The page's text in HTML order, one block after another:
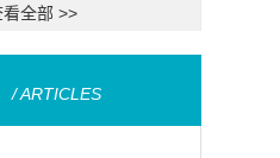
看全部 >>
/ ARTICLES